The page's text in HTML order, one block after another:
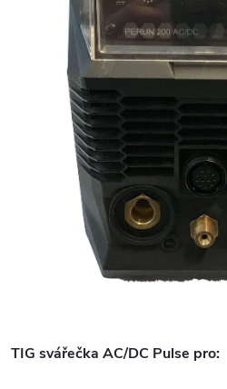
TIG svářečka AC/DC Pulse pro: